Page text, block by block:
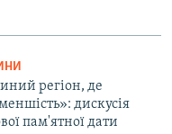
регіон, де
дискусія
пам'ятної дати